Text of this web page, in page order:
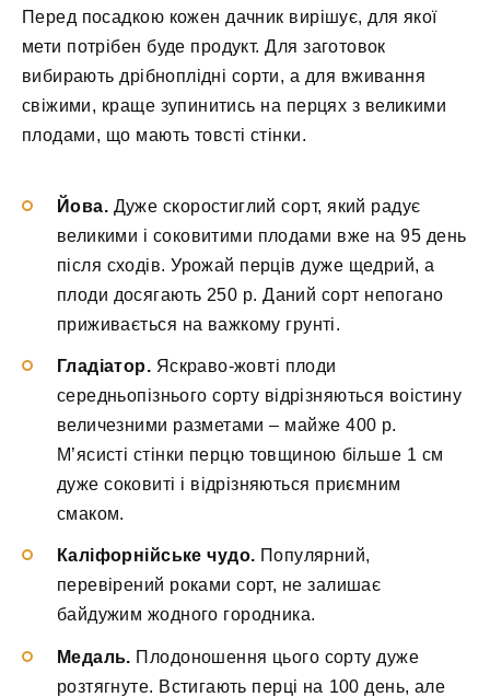
Перед посадкою кожен дачник вирішує, для якої
мети потрібен буде продукт. Для заготовок
вибирають дрібноплідні сорти, а для вживання
свіжими, краще зупинитись на перцях з великими
плодами, що мають товсті стінки.
Йова. Дуже скоростиглий сорт, який радує
великими і соковитими плодами вже на 95 день
після сходів. Урожай перців дуже щедрий, а
плоди досягають 250 р. Даний сорт непогано
приживається на важкому грунті.
Гладіатор. Яскраво-жовті плоди
середньопізнього сорту відрізняються воістину
величезними разметами – майже 400 р.
М’ясисті стінки перцю товщиною більше 1 см
дуже соковиті і відрізняються приємним
смаком.
Каліфорнійське чудо. Популярний,
перевірений роками сорт, не залишає
байдужим жодного городника.
Медаль. Плодоношення цього сорту дуже
розтягнуте. Встигають перці на 100 день, але